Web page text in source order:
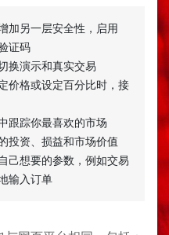
加另一层安全性，启用
证码
换演示和真实交易
价格或设定百分比时，接
跟踪你最喜欢的市场
投资、损益和市场价值
己想要的参数，例如交易
输入订单